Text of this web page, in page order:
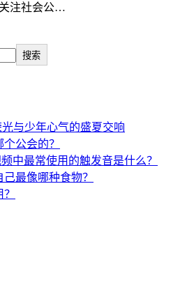
注社会公…
搜索
与少年心气的盛夏交响
公会的？
中最常使用的触发音是什么？
最像哪种食物？